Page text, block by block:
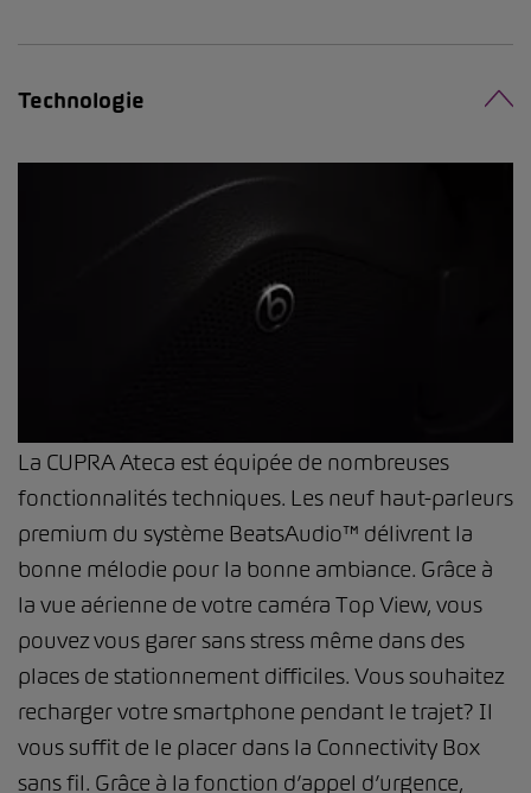
Technologie
La CUPRA Ateca est équipée de nombreuses
fonctionnalités techniques. Les neuf haut-parleurs
premium du système BeatsAudio™ délivrent la
bonne mélodie pour la bonne ambiance. Grâce à
la vue aérienne de votre caméra Top View, vous
pouvez vous garer sans stress même dans des
places de stationnement difficiles. Vous souhaitez
recharger votre smartphone pendant le trajet? Il
vous suffit de le placer dans la Connectivity Box
sans fil. Grâce à la fonction d’appel d’urgence,